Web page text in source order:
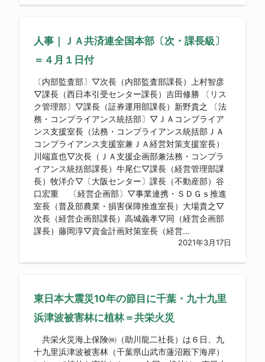
人事｜ＪＡ共済連全国本部〔次・課長級〕
＝４月１日付
〔内部監査部〕▽次長（内部監査部課長）上村智彦
▽課長（西日本引受センター課長）吉田修勝 〔リス
ク管理部〕▽課長（証券運用部課長）新野貴之 〔法
務・コンプライアンス統括部〕▽ＪＡコンプライア
ンス支援室長（法務・コンプライアンス統括部ＪＡ
コンプライアンス支援室兼ＪＡ経営対策支援室長）
川端直也▽次長（ＪＡ支援企画部兼法務・コンプラ
イアンス統括部課長）牛尾仁▽課長（経営管理部課
長）牧洋介▽〔大阪センター〕課長（不動産部）谷
口宏重 〔経営企画部〕▽事業連携・ＳＤＧｓ推進
室長（普及部農業・損害保障推進室長）大場貴之▽
次長（経営企画部課長）高城義孝▽同（経営企画部
課長）藤岡淳▽資金計画対策室長（経営...
2021年3月17日
東日本大震災10年の節目に千葉・九十九里
浜津波被害林に植林＝共栄火災
共栄火災海上保険㈱（助川龍二社長）は６日、九
十九里浜津波被害林（千葉県山武市蓮沼殿下海岸）